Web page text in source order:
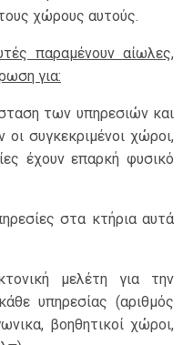
χώρους αυτούς.
παραμένουν αίωλες,
για:
των υπηρεσιών και
συγκεκριμένοι χώροι,
έχουν επαρκή φυσικό
στα κτήρια αυτά
μελέτη για την
υπηρεσίας (αριθμός
βοηθητικοί χώροι,